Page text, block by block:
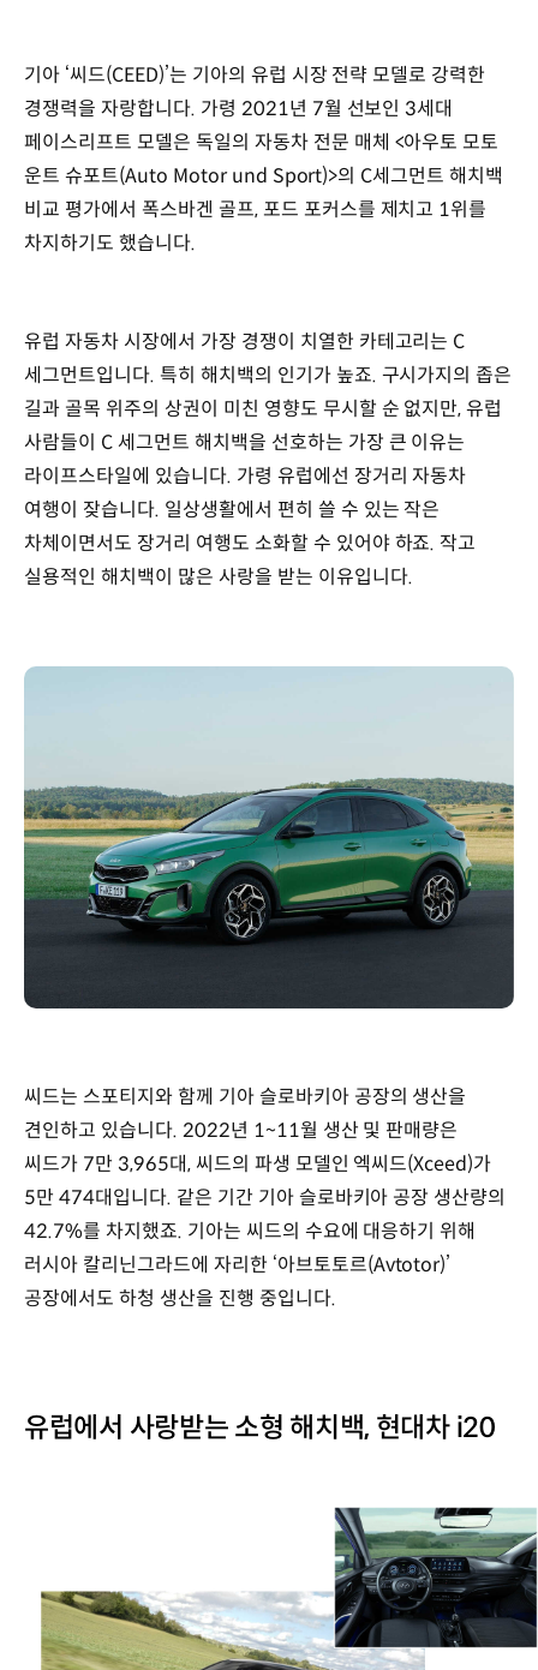
기아 ‘씨드(CEED)’는 기아의 유럽 시장 전략 모델로 강력한
경쟁력을 자랑합니다. 가령 2021년 7월 선보인 3세대
페이스리프트 모델은 독일의 자동차 전문 매체 <아우토 모토
운트 슈포트(Auto Motor und Sport)>의 C세그먼트 해치백
비교 평가에서 폭스바겐 골프, 포드 포커스를 제치고 1위를
차지하기도 했습니다.
유럽 자동차 시장에서 가장 경쟁이 치열한 카테고리는 C
세그먼트입니다. 특히 해치백의 인기가 높죠. 구시가지의 좁은
길과 골목 위주의 상권이 미친 영향도 무시할 순 없지만, 유럽
사람들이 C 세그먼트 해치백을 선호하는 가장 큰 이유는
라이프스타일에 있습니다. 가령 유럽에선 장거리 자동차
여행이 잦습니다. 일상생활에서 편히 쓸 수 있는 작은
차체이면서도 장거리 여행도 소화할 수 있어야 하죠. 작고
실용적인 해치백이 많은 사랑을 받는 이유입니다.
씨드는 스포티지와 함께 기아 슬로바키아 공장의 생산을
견인하고 있습니다. 2022년 1~11월 생산 및 판매량은
씨드가 7만 3,965대, 씨드의 파생 모델인 엑씨드(Xceed)가
5만 474대입니다. 같은 기간 기아 슬로바키아 공장 생산량의
42.7%를 차지했죠. 기아는 씨드의 수요에 대응하기 위해
러시아 칼리닌그라드에 자리한 ‘아브토토르(Avtotor)’
공장에서도 하청 생산을 진행 중입니다.
유럽에서 사랑받는 소형 해치백, 현대차 i20